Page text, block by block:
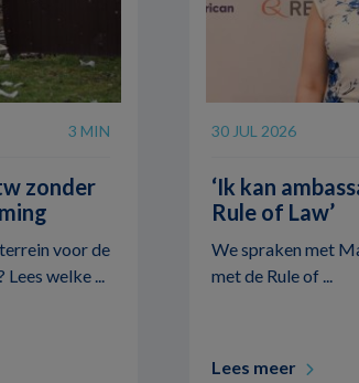
3 MIN
zonder
voor de
welke ...
30 JUL 2026
‘Ik kan
Rule of Law’
We spraken met
met de Rule of ...
Lees meer